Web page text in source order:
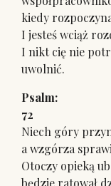
kiedy
I jesteś wciąż
I nikt cię nie
uwolnić.
72
Niech góry
a wzgórza
Otoczy opieką
będzie ratował